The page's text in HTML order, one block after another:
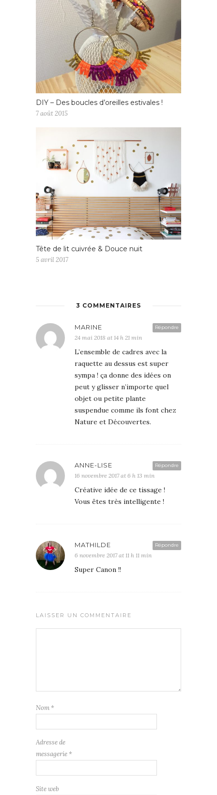
DIY – Des boucles d’oreilles estivales !
7 août 2015
Tête de lit cuivrée & Douce nuit
5 avril 2017
3 COMMENTAIRES
Répondre
MARINE
24 mai 2018 at 14 h 21 min
L’ensemble de cadres avec la
raquette au dessus est super
sympa ! ça donne des idées on
peut y glisser n’importe quel
objet ou petite plante
suspendue comme ils font chez
Nature et Découvertes.
Répondre
ANNE-LISE
16 novembre 2017 at 6 h 13 min
Créative idée de ce tissage !
Vous êtes très intelligente !
Répondre
MATHILDE
6 novembre 2017 at 11 h 11 min
Super Canon !!
LAISSER UN COMMENTAIRE
Nom *
Adresse de
messagerie *
Site web